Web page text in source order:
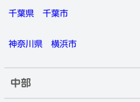
千葉県 千葉市
神奈川県 横浜市
中部